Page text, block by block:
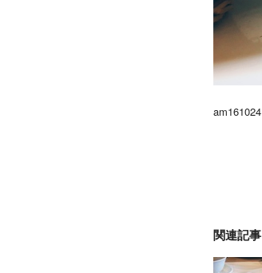
am161024
関連記事